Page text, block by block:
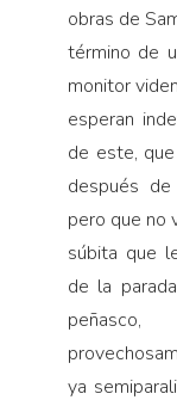
obras de
término de
monitor
esperan
de este,
después
pero que no
súbita que
de la
ya